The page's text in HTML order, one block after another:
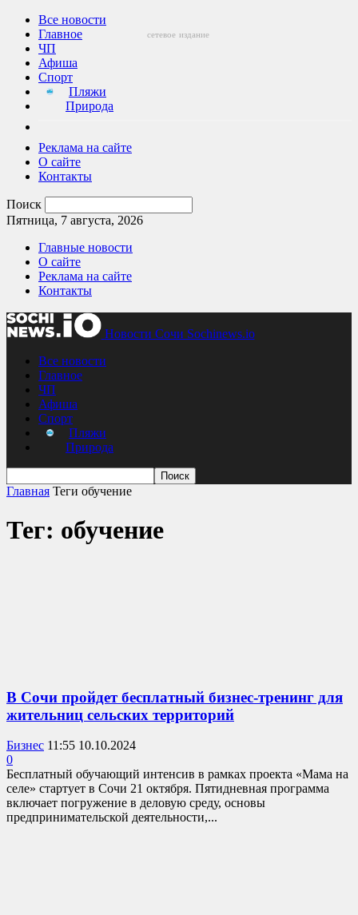
Все новости
Главное
ЧП
Афиша
Спорт
Пляжи
Природа
Реклама на сайте
О сайте
Контакты
Поиск
Пятница, 7 августа, 2026
Главные новости
О сайте
Реклама на сайте
Контакты
Новости Сочи Sochinews.io
сетевое издание
Все новости
Главное
ЧП
Афиша
Спорт
Пляжи
Природа
Главная Теги обучение
Тег: обучение
В Сочи пройдет бесплатный бизнес-тренинг для
жительниц сельских территорий
Бизнес 11:55 10.10.2024
0
Бесплатный обучающий интенсив в рамках проекта «Мама на
селе» стартует в Сочи 21 октября. Пятидневная программа
включает погружение в деловую среду, основы
предпринимательской деятельности,...